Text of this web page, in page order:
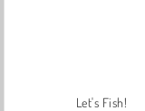
Let's Fish!